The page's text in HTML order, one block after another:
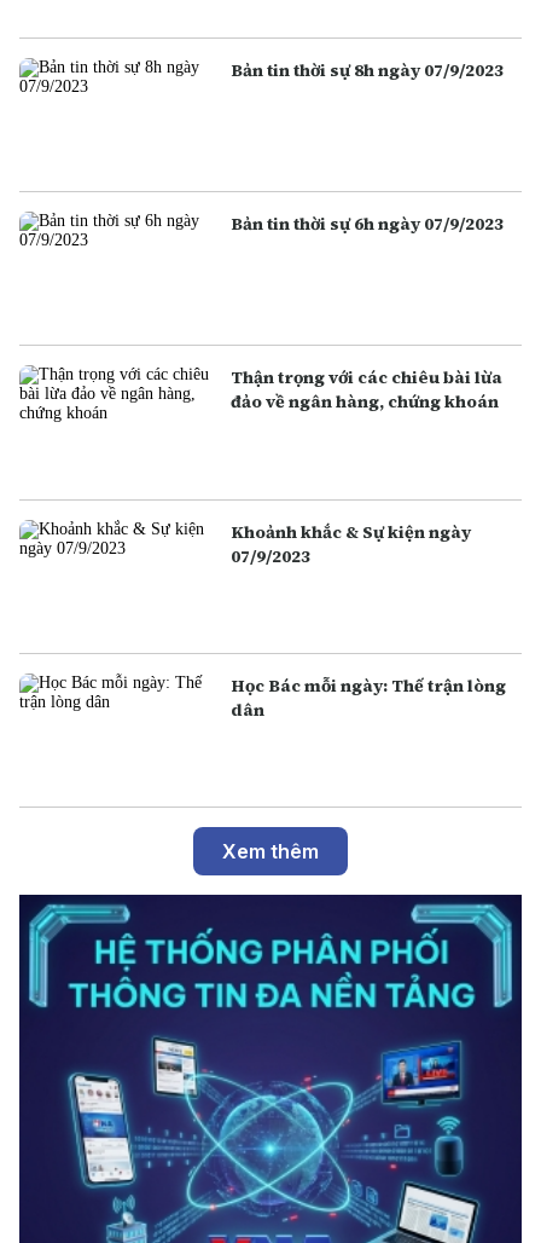
Bản tin thời sự 8h ngày 07/9/2023
Bản tin thời sự 6h ngày 07/9/2023
Thận trọng với các chiêu bài lừa
đảo về ngân hàng, chứng khoán
Khoảnh khắc & Sự kiện ngày
07/9/2023
Học Bác mỗi ngày: Thế trận lòng
dân
Xem thêm